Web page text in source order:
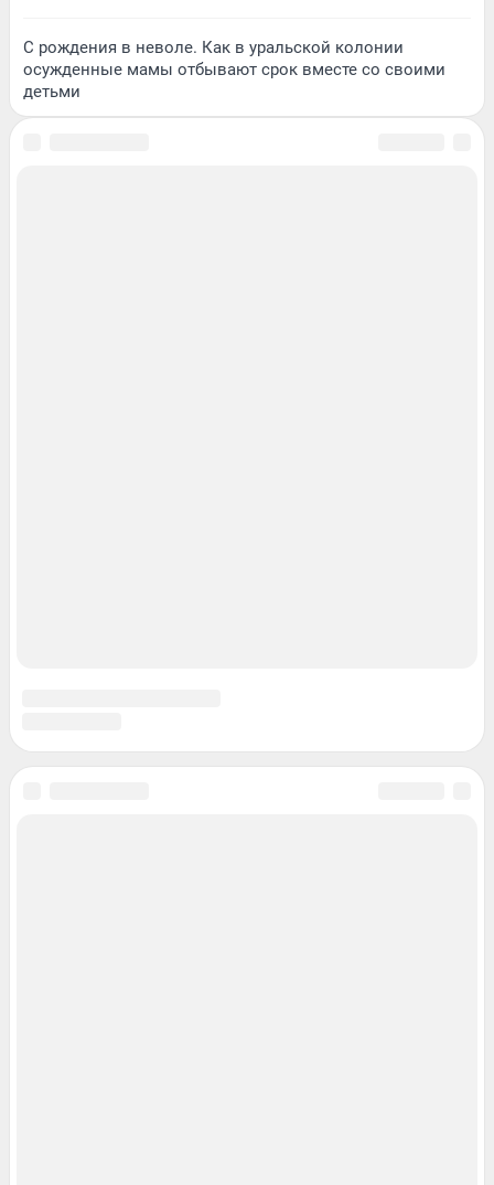
С рождения в неволе. Как в уральской колонии
осужденные мамы отбывают срок вместе со своими
детьми